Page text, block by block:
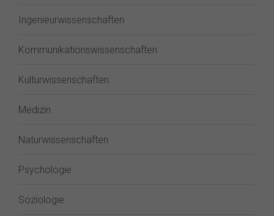
Ingenieurwissenschaften
Kommunikationswissenschaften
Kulturwissenschaften
Medizin
Naturwissenschaften
Psychologie
Soziologie